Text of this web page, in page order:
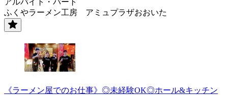
ふくやラーメン工房 アミュプラザおおいた
《ラーメン屋でのお仕事》◎未経験OK◎ホール&キッチン